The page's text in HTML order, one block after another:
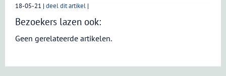
18-05-21 | deel dit artikel |
Bezoekers lazen ook:
Geen gerelateerde artikelen.